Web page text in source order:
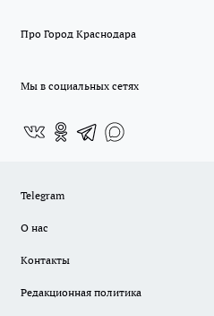
Про Город Краснодара
Мы в социальных сетях
Telegram
О нас
Контакты
Редакционная политика